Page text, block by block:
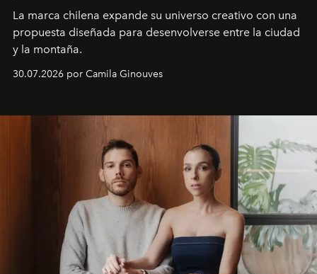
La marca chilena expande su universo creativo con una
propuesta diseñada para desenvolverse entre la ciudad
y la montaña.
30.07.2026 por Camila Ginouves